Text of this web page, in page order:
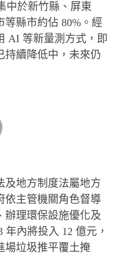
中於新竹縣、屏東
縣市約佔 80%。經
AI 等新量測方式，即
持續降低中，未來仍
及地方制度法屬地方
依主管機關角色督導
辦理環保設施優化及
內將投入 12 億元，
場垃圾推平覆土掩